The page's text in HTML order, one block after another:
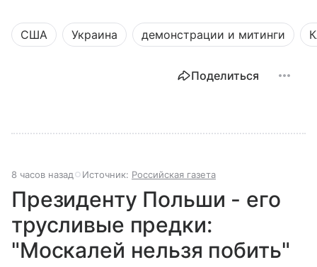
США Украина демонстрации и митинги
Поделиться
8 часов назад Источник: Российская газета
Президенту Польши - его
трусливые предки:
"Москалей нельзя побить"